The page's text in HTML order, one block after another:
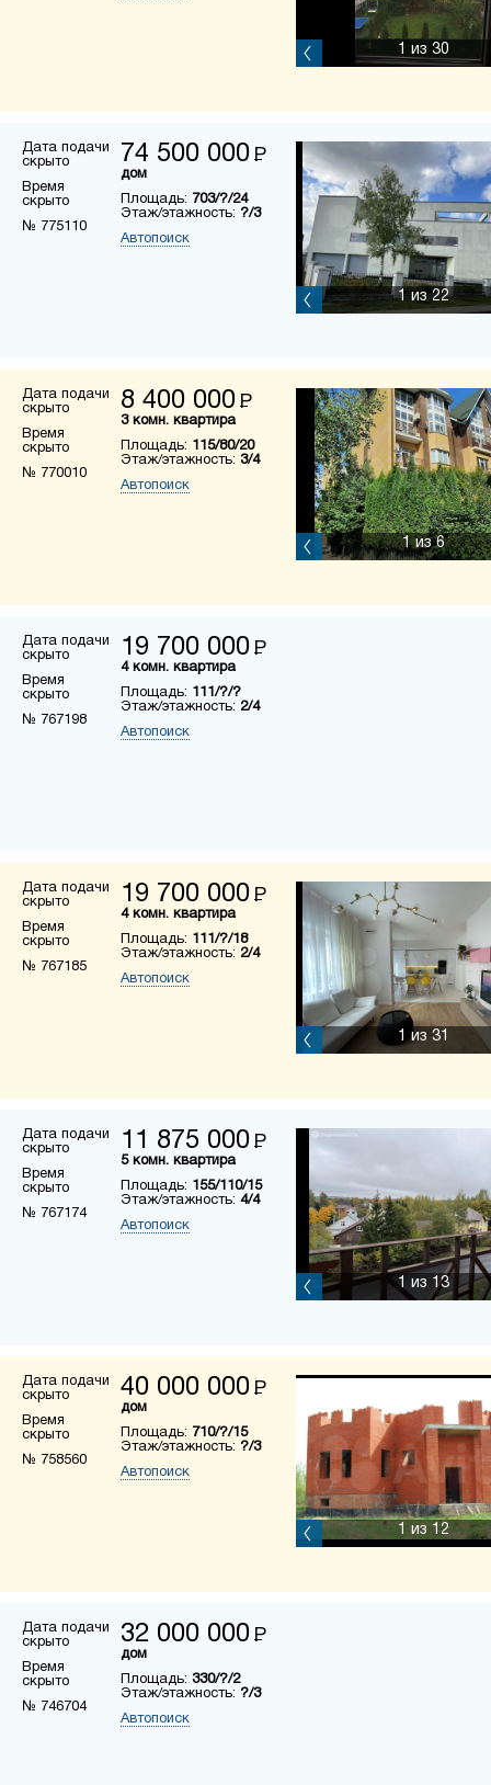
1 из 30
Дата подачи
скрыто
Время
скрыто
№ 775110
74 500 000 Р
дом
Площадь: 703/?/24
Этаж/этажность: ?/3
Автопоиск
1 из 22
Дата подачи
скрыто
Время
скрыто
№ 770010
8 400 000 Р
3 комн. квартира
Площадь: 115/80/20
Этаж/этажность: 3/4
Автопоиск
1из 6
Дата подачи
скрыто
Время
скрыто
№ 767198
19 700 000 Р
4 комн. квартира
Площадь: 111/?/?
Этаж/этажность: 2/4
Автопоиск
Дата подачи
скрыто
Время
скрыто
№ 767185
19 700 000 Р
4 комн. квартира
Площадь: 111/?/18
Этаж/этажность: 2/4
Автопоиск
1 из 31
Дата подачи
скрыто
Время
скрыто
№ 767174
11 875 000 Р
5 комн. квартира
Площадь: 155/110/15
Этаж/этажность: 4/4
Автопоиск
1 из 13
Дата подачи
скрыто
Время
скрыто
№ 758560
40 000 000 Р
дом
Площадь: 710/?/15
Этаж/этажность: ?/3
Автопоиск
1 из 12
Дата подачи
скрыто
Время
скрыто
№ 746704
32 000 000 Р
дом
Площадь: 330/?/2
Этаж/этажность: ?/3
Автопоиск